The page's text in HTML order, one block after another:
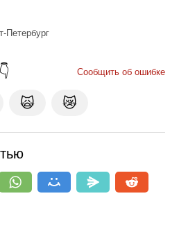
Петербург
Сообщить об ошибке
🙀 😿